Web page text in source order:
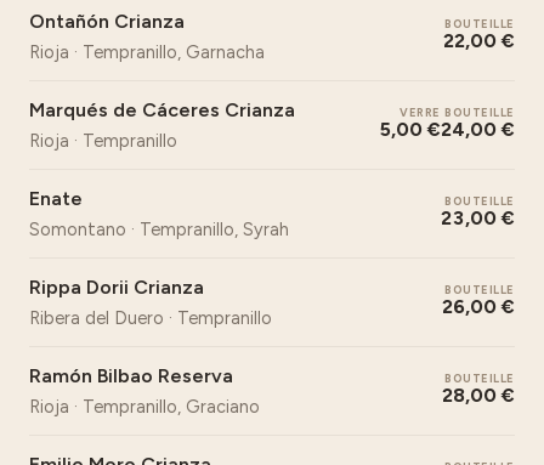
Ontañón Crianza
Rioja · Tempranillo, Garnacha
BOUTEILLE
22,00 €
Marqués de Cáceres Crianza
Rioja · Tempranillo
VERRE
5,00 €
BOUTEILLE
24,00 €
Enate
Somontano · Tempranillo, Syrah
BOUTEILLE
23,00 €
Rippa Dorii Crianza
Ribera del Duero · Tempranillo
BOUTEILLE
26,00 €
Ramón Bilbao Reserva
Rioja · Tempranillo, Graciano
BOUTEILLE
28,00 €